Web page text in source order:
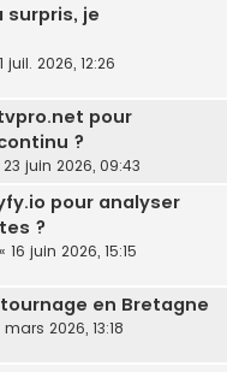
je
juil. 2026, 12:26
pour
?
23 juin 2026, 09:43
pour analyser
?
« 16 juin 2026, 15:15
en Bretagne
2026, 13:18